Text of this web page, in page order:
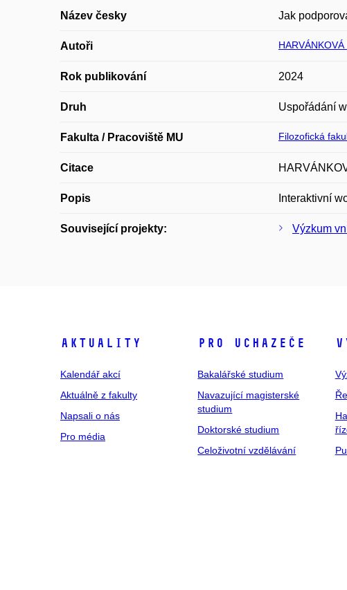
Název česky Jak
Autoři HARVÁNKOVÁ
Rok publikování 2024
Druh Uspořádání
Fakulta / Pracoviště MU Filozofická
Citace
Popis Interaktivní
Související projekty: Výzkum
Aktuality
Kalendář akcí
Aktuálně z fakulty
Napsali o nás
Pro média
Pro uchazeče
Bakalářské studium
Navazující magisterské
studium
Doktorské studium
Celoživotní vzdělávání